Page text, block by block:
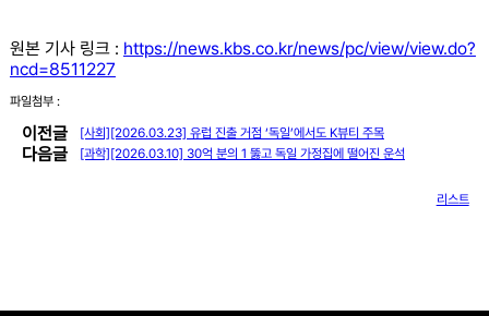
독일어학습자료
원본 기사 링크 : https://news.kbs.co.kr/news/pc/view/view.do?
ncd=8511227
파일첨부 :
이전글 [사회][2026.03.23] 유럽 진출 거점 ‘독일’에서도 K뷰티 주목
다음글 [과학][2026.03.10] 30억 분의 1 뚫고 독일 가정집에 떨어진 운석
리스트